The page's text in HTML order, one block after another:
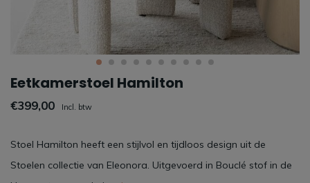
Eetkamerstoel Hamilton
€399,00 Incl. btw
Stoel Hamilton heeft een stijlvol en tijdloos design uit de
Stoelen collectie van Eleonora. Uitgevoerd in Bouclé stof in de